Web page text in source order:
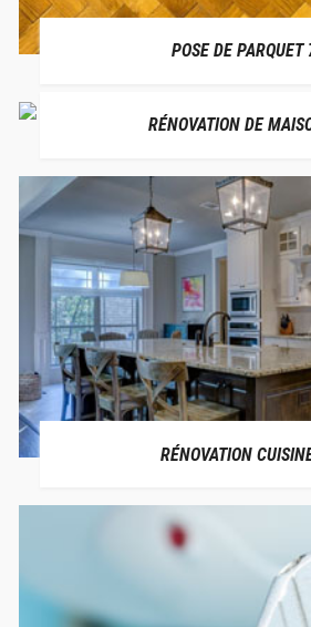
POSE DE PARQUET
RÉNOVATION DE
RÉNOVATION